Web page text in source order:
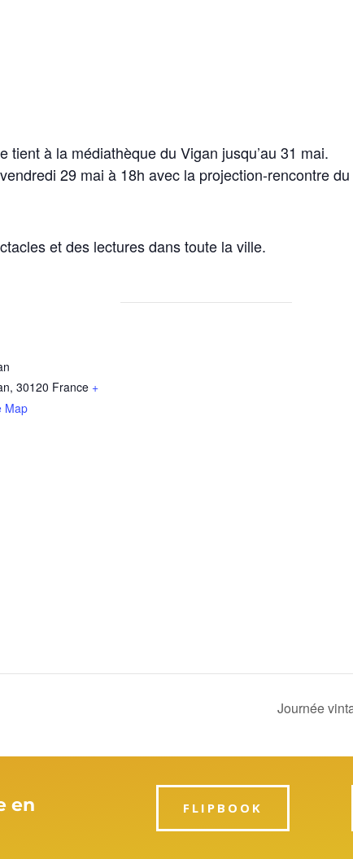
à la médiathèque du Vigan jusqu’au 31 mai.
29 mai à 18h avec la projection-rencontre
et des lectures dans toute la ville.
, 30120 France +
Map
Journée
en
FLIPBOOK